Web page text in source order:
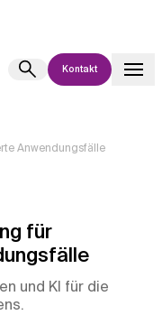
Kontakt
Sie
unsdirekt.
Anwendungsfälle
für
und KI für die